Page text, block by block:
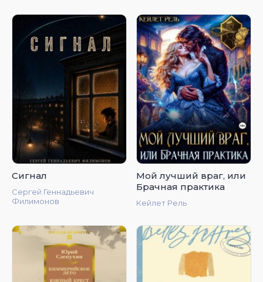
Сигнал
Сергей Геннадьевич
Филимонов
Мой лучший враг, или
Брачная практика
Кейлет Рель